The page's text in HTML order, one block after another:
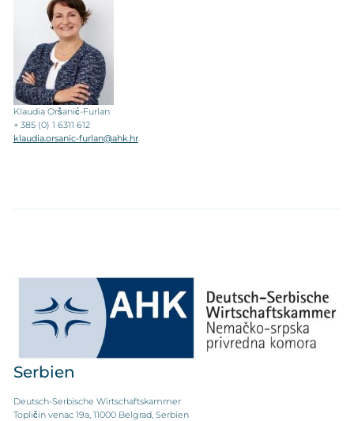
Klaudia Oršanić-Furlan
+ 385 (0) 1 6311 612
klaudia.orsanic-furlan@ahk.hr
Serbien
Deutsch-Serbische Wirtschaftskammer
Topličin venac 19a, 11000 Belgrad, Serbien